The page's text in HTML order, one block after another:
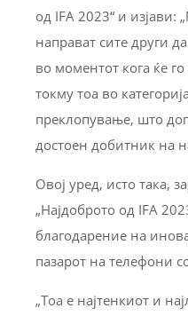
од IFA 2023“ и изјави:
направат сите други
во моментот кога ќе
токму тоа во
преклопување, што
достоен добитник на
Овој уред, исто така,
„Најдоброто од IFA
благодарение на
пазарот на телефони
„Тоа е најтенкиот и